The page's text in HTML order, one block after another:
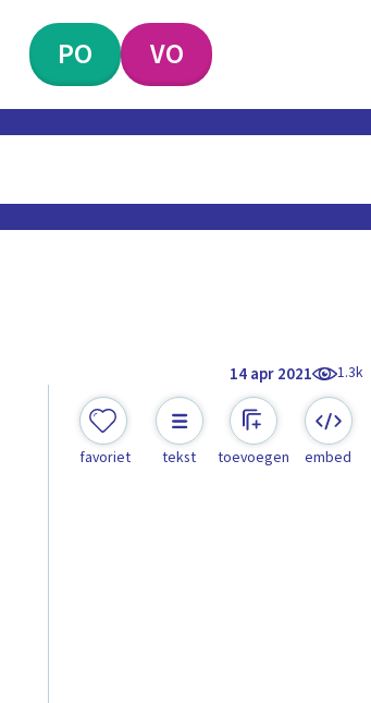
PO VO
14 apr 2021 1.3k
favoriet tekst toevoegen embed